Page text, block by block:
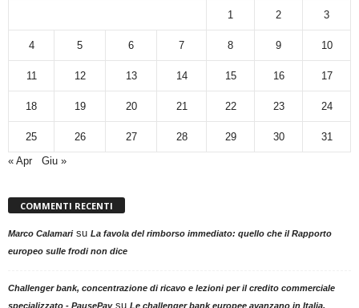
1 2 3
4 5 6 7 8 9 10
11 12 13 14 15 16 17
18 19 20 21 22 23 24
25 26 27 28 29 30
31
« Apr
Giu »
COMMENTI RECENTI
Marco Calamarisu La favola del rimborso immediato: quello che il Rapporto
europeo sulle frodi non dice
Challenger bank, concentrazione di ricavo e lezioni per il credito commerciale
specializzato - PausePaysu Le challenger bank europee avanzano in Italia,